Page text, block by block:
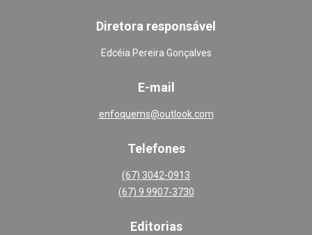
Diretora responsável
Edcéia Pereira Gonçalves
E-mail
enfoquems@outlook.com
Telefones
(67) 3042-0913
(67) 9 9907-3730
Editorias